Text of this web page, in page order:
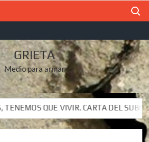
GRIETA
Medio para armar
VIVIR. CARTA DEL
VIVIR. CARTA DEL